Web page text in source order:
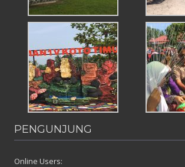
PENGUNJUNG
Online Users: